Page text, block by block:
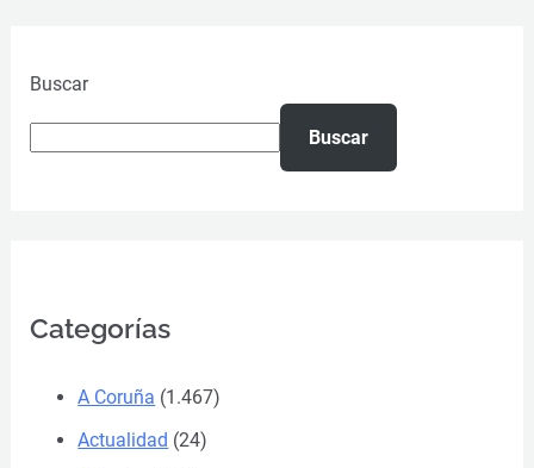
Buscar
Buscar
Categorías
A Coruña (1.467)
Actualidad (24)